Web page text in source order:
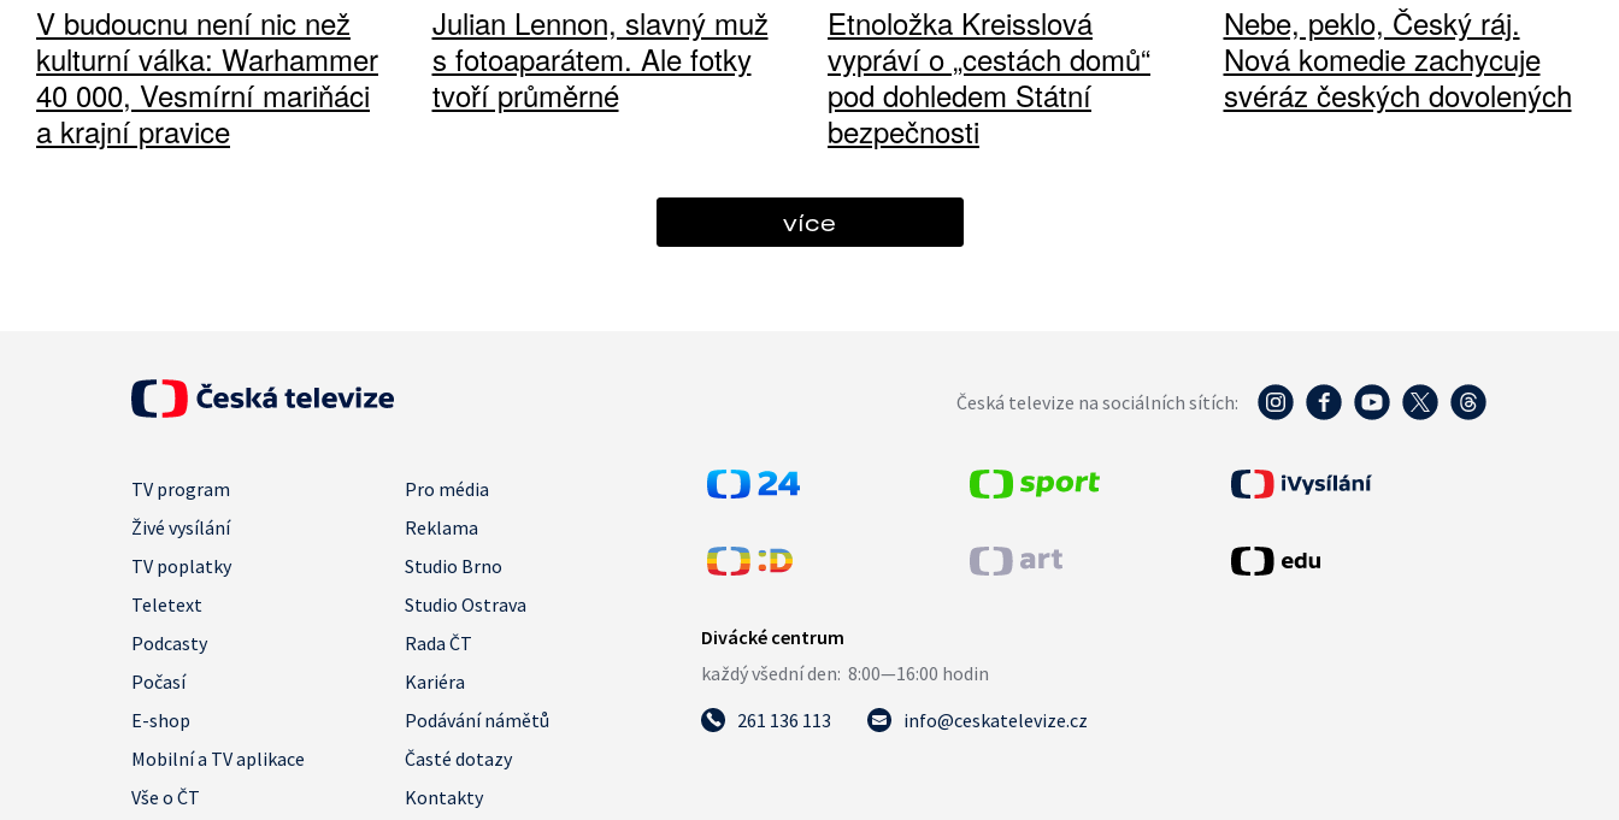
V budoucnu není nic než
kulturní válka: Warhammer
40 000, Vesmírní mariňáci
a krajní pravice
Julian Lennon, slavný muž
s fotoaparátem. Ale fotky
tvoří průměrné
Etnoložka Kreisslová
vypráví o „cestách domů“
pod dohledem Státní
bezpečnosti
Nebe, peklo, Český ráj.
Nová komedie zachycuje
svéráz českých dovolených
více
Česká televize na sociálních sítích:
TV program
Pro média
Živé vysílání
Reklama
TV poplatky
Studio Brno
Teletext
Studio Ostrava
Podcasty
Rada ČT
Počasí
Kariéra
E-shop
Podávání námětů
Mobilní a TV aplikace
Časté dotazy
Vše o ČT
Kontakty
261 136 113 info@ceskatelevize.cz